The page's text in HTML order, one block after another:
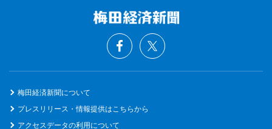
梅田経済新聞について
プレスリリース・情報提供はこちらから
アクセスデータの利用について